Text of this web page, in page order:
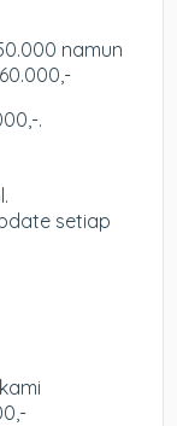
namun
.
setiap